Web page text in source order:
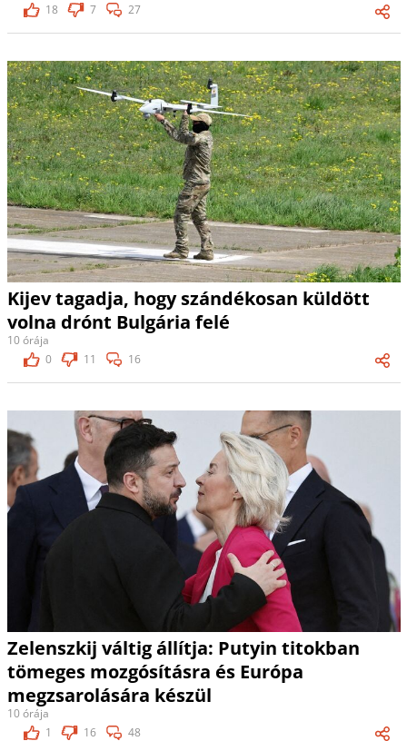
18
7 27
Kijev tagadja, hogy szándékosan küldött
volna drónt Bulgária felé
10 órája
0
11 16
Zelenszkij váltig állítja: Putyin titokban
tömeges mozgósításra és Európa
megzsarolására készül
10 órája
1
16 48